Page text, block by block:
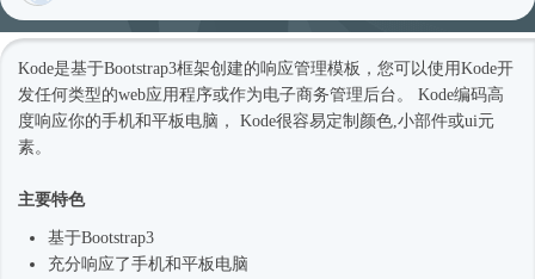
Kode是基于Bootstrap3框架创建的响应管理模板，您可以使用Kode开
发任何类型的web应用程序或作为电子商务管理后台。 Kode编码高
度响应你的手机和平板电脑， Kode很容易定制颜色,小部件或ui元
素。
主要特色
基于Bootstrap3
充分响应了手机和平板电脑